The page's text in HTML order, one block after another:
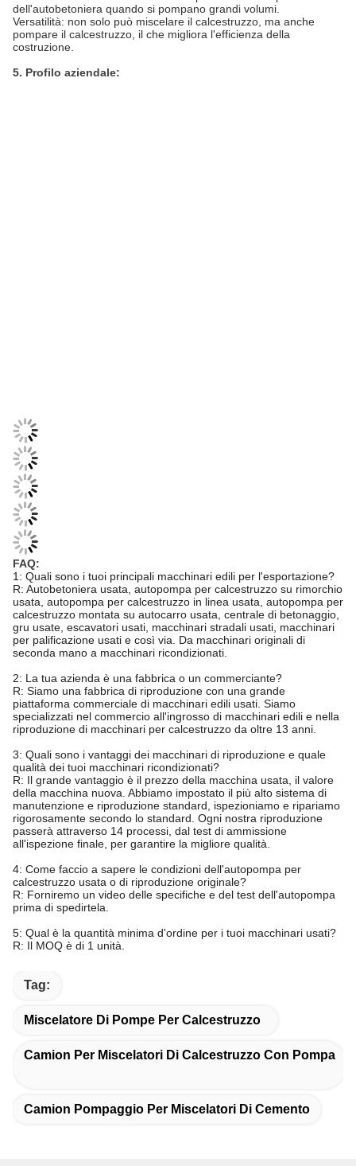
dell'autobetoniera quando si pompano grandi volumi.
Versatilità: non solo può miscelare il calcestruzzo, ma anche
pompare il calcestruzzo, il che migliora l'efficienza della
costruzione.
5. Profilo aziendale:
FAQ:
1: Quali sono i tuoi principali macchinari edili per l'esportazione?
R: Autobetoniera usata, autopompa per calcestruzzo su rimorchio
usata, autopompa per calcestruzzo in linea usata, autopompa per
calcestruzzo montata su autocarro usata, centrale di betonaggio,
gru usate, escavatori usati, macchinari stradali usati, macchinari
per palificazione usati e così via. Da macchinari originali di
seconda mano a macchinari ricondizionati.
2: La tua azienda è una fabbrica o un commerciante?
R: Siamo una fabbrica di riproduzione con una grande
piattaforma commerciale di macchinari edili usati. Siamo
specializzati nel commercio all'ingrosso di macchinari edili e nella
riproduzione di macchinari per calcestruzzo da oltre 13 anni.
3: Quali sono i vantaggi dei macchinari di riproduzione e quale
qualità dei tuoi macchinari ricondizionati?
R: Il grande vantaggio è il prezzo della macchina usata, il valore
della macchina nuova. Abbiamo impostato il più alto sistema di
manutenzione e riproduzione standard, ispezioniamo e ripariamo
rigorosamente secondo lo standard. Ogni nostra riproduzione
passerà attraverso 14 processi, dal test di ammissione
all'ispezione finale, per garantire la migliore qualità.
4: Come faccio a sapere le condizioni dell'autopompa per
calcestruzzo usata o di riproduzione originale?
R: Forniremo un video delle specifiche e del test dell'autopompa
prima di spedirtela.
5: Qual è la quantità minima d'ordine per i tuoi macchinari usati?
R: Il MOQ è di 1 unità.
Tag:
Miscelatore Di Pompe Per Calcestruzzo
Camion Per Miscelatori Di Calcestruzzo Con Pompa
Camion Pompaggio Per Miscelatori Di Cemento